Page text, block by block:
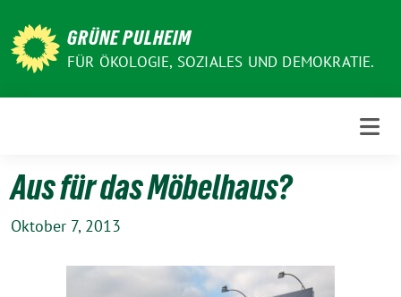
zum
Inhalt
GRÜNE PULHEIM
FÜR ÖKOLOGIE, SOZIALES UND DEMOKRATIE.
Aus für das Möbelhaus?
Oktober 7, 2013